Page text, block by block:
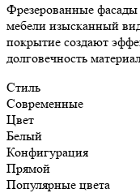
Фрезерованные
мебели изысканный
покрытие создают
долговечность
Стиль
Современные
Цвет
Белый
Конфигурация
Прямой
Популярные цвета